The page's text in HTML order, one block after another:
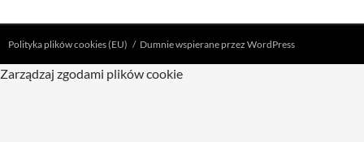
Polityka plików cookies (EU) Dumnie wspierane przez WordPress
Zarządzaj zgodami plików cookie